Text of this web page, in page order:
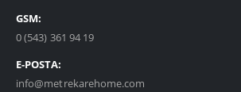
GSM:
0 (543) 361 94 19
E-POSTA:
info@metrekarehome.com